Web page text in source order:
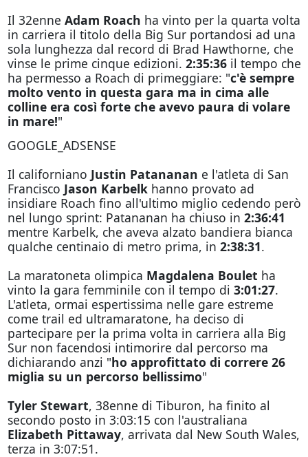
Il 32enne Adam Roach ha vinto per la quarta volta
in carriera il titolo della Big Sur portandosi ad una
sola lunghezza dal record di Brad Hawthorne, che
vinse le prime cinque edizioni. 2:35:36 il tempo che
ha permesso a Roach di primeggiare: "c'è sempre
molto vento in questa gara ma in cima alle
colline era così forte che avevo paura di volare
in mare!"
GOOGLE_ADSENSE
Il californiano Justin Patananan e l'atleta di San
Francisco Jason Karbelkhanno provato ad
insidiare Roach fino all'ultimo miglio cedendo però
nel lungo sprint: Patananan ha chiuso in 2:36:41
mentre Karbelk, che aveva alzato bandiera bianca
qualche centinaio di metro prima, in 2:38:31.
La maratoneta olimpica Magdalena Boulet ha
vinto la gara femminile con il tempo di 3:01:27.
L'atleta, ormai espertissima nelle gare estreme
come trail ed ultramaratone, ha deciso di
partecipare per la prima volta in carriera alla Big
Sur non facendosi intimorire dal percorso ma
dichiarando anzi "ho approfittato di correre 26
miglia su un percorso bellissimo"
Tyler Stewart, 38enne di Tiburon, ha finito al
secondo posto in 3:03:15 con l'australiana
Elizabeth Pittaway, arrivata dal New South Wales,
terza in 3:07:51.